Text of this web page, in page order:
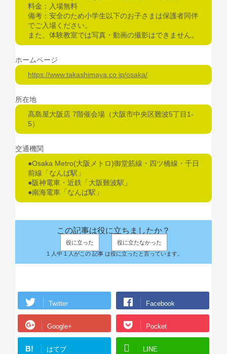
料金：入場無料
備考：安全のため小学生以下のお子さまは保護者同伴
でご入場ください。
また、体験教室では写真・動画の撮影はできません。
ホームページ
https://www.takashimaya.co.jp/osaka/
所在地
高島屋大阪店 7階催会場（大阪市中央区難波5丁目1-
5）
交通機関
●Osaka Metro(大阪メトロ)御堂筋線・四ツ橋線・千日
前線「なんば駅」
●阪神電車・近鉄「大阪難波駅」
●南海電車「なんば駅」
この記事は役に立ちましたか？
役に立った
役に立たなかった
1 人中 1 人がこの 記事 は役に立ったと言っています。
Twitter Facebook
Google+ Pocket
B! はてブ LINE